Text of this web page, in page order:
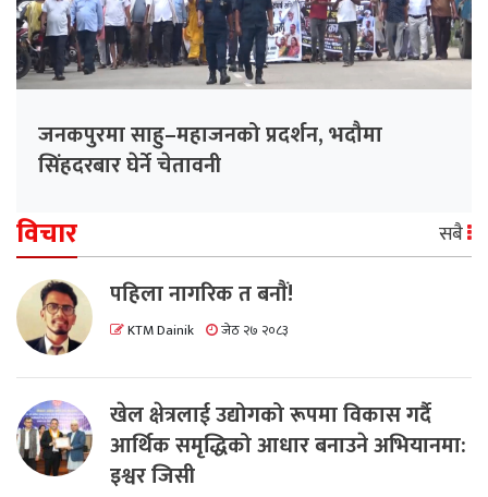
जनकपुरमा साहु–महाजनको प्रदर्शन, भदौमा
सिंहदरबार घेर्ने चेतावनी
विचार सबै
पहिला नागरिक त बनाैं!
KTM Dainik जेठ २७ २०८३
खेल क्षेत्रलाई उद्योगको रूपमा विकास गर्दै
आर्थिक समृद्धिको आधार बनाउने अभियानमा:
इश्वर जिसी